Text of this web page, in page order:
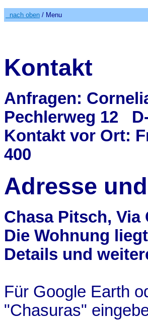
nach oben / Menu
Kontakt
Anfragen:
Pechlerweg 12
Kontakt vor Ort:
400
Adresse
Chasa Pitsch, Via
Die Wohnung
Details und
Für Google Earth
"Chasuras"